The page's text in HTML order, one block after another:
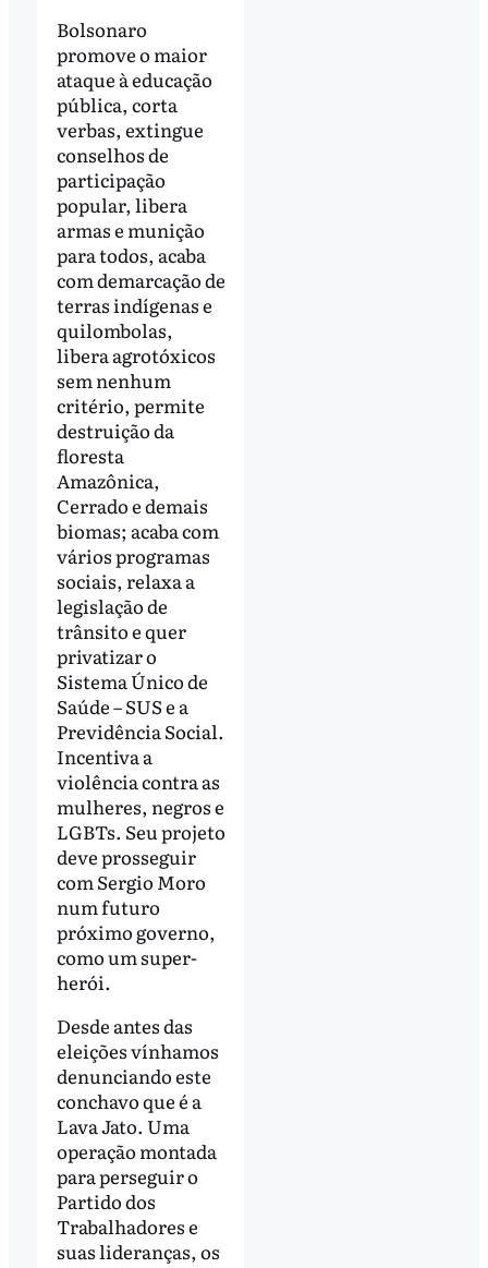
Bolsonaro
promove o maior
ataque à educação
pública, corta
verbas, extingue
conselhos de
participação
popular, libera
armas e munição
para todos, acaba
com demarcação de
terras indígenas e
quilombolas,
libera agrotóxicos
sem nenhum
critério, permite
destruição da
floresta
Amazônica,
Cerrado e demais
biomas; acaba com
vários programas
sociais, relaxa a
legislação de
trânsito e quer
privatizar o
Sistema Único de
Saúde – SUS e a
Previdência Social.
Incentiva a
violência contra as
mulheres, negros e
LGBTs. Seu projeto
deve prosseguir
com Sergio Moro
num futuro
próximo governo,
como um super-
herói.
Desde antes das
eleições vínhamos
denunciando este
conchavo que é a
Lava Jato. Uma
operação montada
para perseguir o
Partido dos
Trabalhadores e
suas lideranças, os